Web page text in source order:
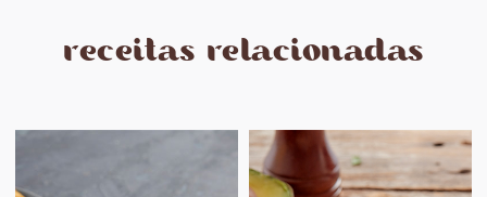
receitas relacionadas